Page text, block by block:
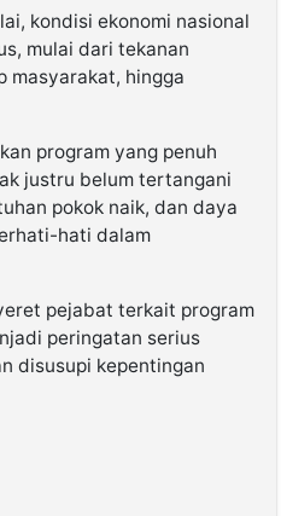
kondisi ekonomi nasional
mulai dari tekanan
masyarakat, hingga
program yang penuh
justru belum tertangani
pokok naik, dan daya
hati dalam
pejabat terkait program
peringatan serius
disusupi kepentingan